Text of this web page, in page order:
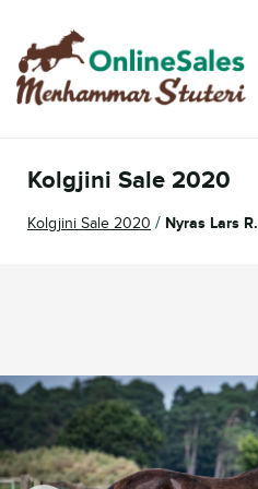
Hoppa
till
navigering
Hoppa
till
innehåll
Logga in
Kolgjini Sale 2020
Kolgjini Sale 2020 / Nyras Lars R.